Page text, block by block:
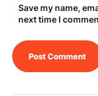
Save my name,
next time I